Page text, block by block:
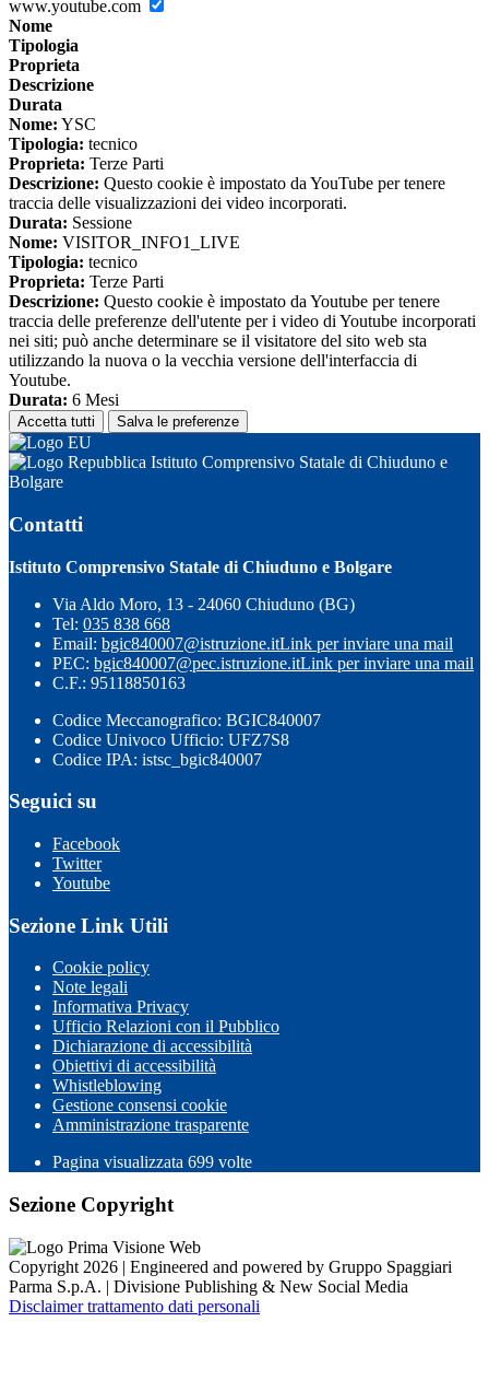
www.youtube.com
Nome
Tipologia
Proprieta
Descrizione
Durata
Nome: YSC
Tipologia: tecnico
Proprieta: Terze Parti
Descrizione: Questo cookie è impostato da YouTube per tenere
traccia delle visualizzazioni dei video incorporati.
Durata: Sessione
Nome: VISITOR_INFO1_LIVE
Tipologia: tecnico
Proprieta: Terze Parti
Descrizione: Questo cookie è impostato da Youtube per tenere
traccia delle preferenze dell'utente per i video di Youtube incorporati
nei siti; può anche determinare se il visitatore del sito web sta
utilizzando la nuova o la vecchia versione dell'interfaccia di
Youtube.
Durata: 6 Mesi
Accetta tutti Salva le preferenze
Istituto Comprensivo Statale di Chiuduno e
Bolgare
Contatti
Istituto Comprensivo Statale di Chiuduno e Bolgare
Via Aldo Moro, 13 - 24060 Chiuduno (BG)
Tel: 035 838 668
Email: bgic840007@istruzione.itLink per inviare una mail
PEC: bgic840007@pec.istruzione.itLink per inviare una mail
C.F.: 95118850163
Codice Meccanografico: BGIC840007
Codice Univoco Ufficio: UFZ7S8
Codice IPA: istsc_bgic840007
Seguici su
Facebook
Twitter
Youtube
Sezione Link Utili
Cookie policy
Note legali
Informativa Privacy
Ufficio Relazioni con il Pubblico
Dichiarazione di accessibilità
Obiettivi di accessibilità
Whistleblowing
Gestione consensi cookie
Amministrazione trasparente
Pagina visualizzata 699 volte
Sezione Copyright
Copyright 2026 | Engineered and powered by Gruppo Spaggiari
Parma S.p.A. | Divisione Publishing & New Social Media
Disclaimer trattamento dati personali